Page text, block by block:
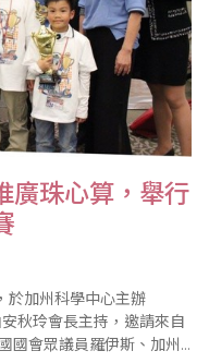
廣珠心算，舉行
於加州科學中心主辦
秋玲會長主持，邀請來自
國會眾議員羅伊斯、加州